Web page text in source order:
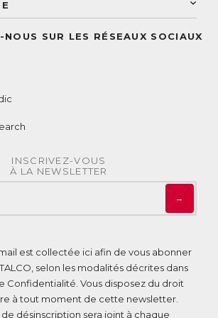
SUR LES RÉSEAUX SOCIAUX
INSCRIVEZ-VOUS
À LA NEWSLETTER
→
est collectée ici afin de vous abonner
selon les modalités décrites dans
Confidentialité. Vous disposez du droit
à tout moment de cette newsletter.
désinscription sera joint à chaque